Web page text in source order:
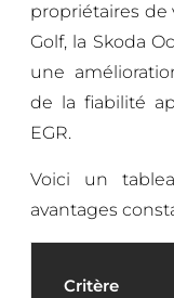
propriétaires de
Golf, la Skoda
une
de la fiabilité
EGR.
Voici un
avantages
Critère